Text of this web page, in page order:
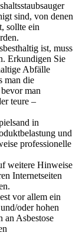
sind, von denen
sollte ein
ist, muss
Erkundigen Sie
Abfälle
man die
man
teure –
in
und
professionelle
weitere Hinweise
Internetseiten
vor allem ein
oder hohen
an Asbestose